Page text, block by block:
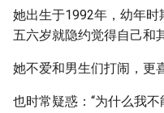
她出生于1992年，幼年
五六岁就隐约觉得自己和
她不爱和男生们打闹，更
也时常疑惑：“为什么我